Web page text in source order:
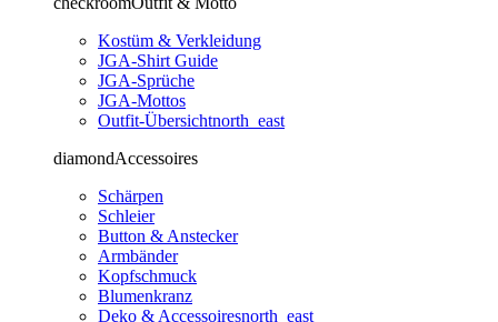
Kostüm & Verkleidung
JGA-Shirt Guide
JGA-Sprüche
JGA-Mottos
Outfit-Übersichtnorth_east
diamondAccessoires
Schärpen
Schleier
Button & Anstecker
Armbänder
Kopfschmuck
Blumenkranz
Deko & Accessoiresnorth_east